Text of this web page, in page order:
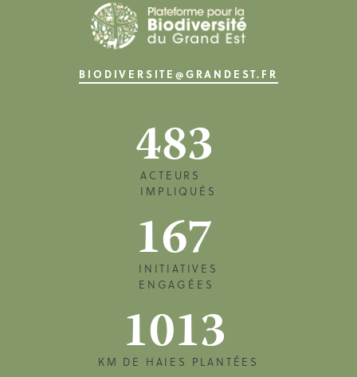
BIODIVERSITE@GRANDEST.FR
483
ACTEURS
IMPLIQUÉS
167
INITIATIVES
ENGAGÉES
1013
KM DE HAIES PLANTÉES